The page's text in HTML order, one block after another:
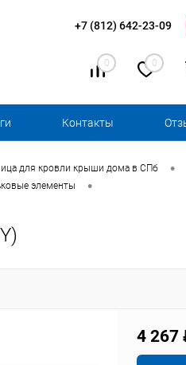
+7 (812) 642-23-09
0 0
Контакты
для кровли крыши дома в СПб •
элементы •
4 267